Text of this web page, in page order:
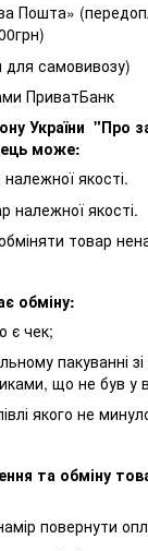
Пошта»
для самовивозу)
ПриватБанк
України "Про
може:
якості.
належної якості.
товар
обміну:
є чек;
пакуванні
що не був у
якого не
та обміну
повернути